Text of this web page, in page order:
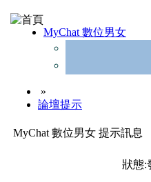
MyChat 數位男女
»
論壇提示
MyChat 數位男女 提示訊息
狀態: